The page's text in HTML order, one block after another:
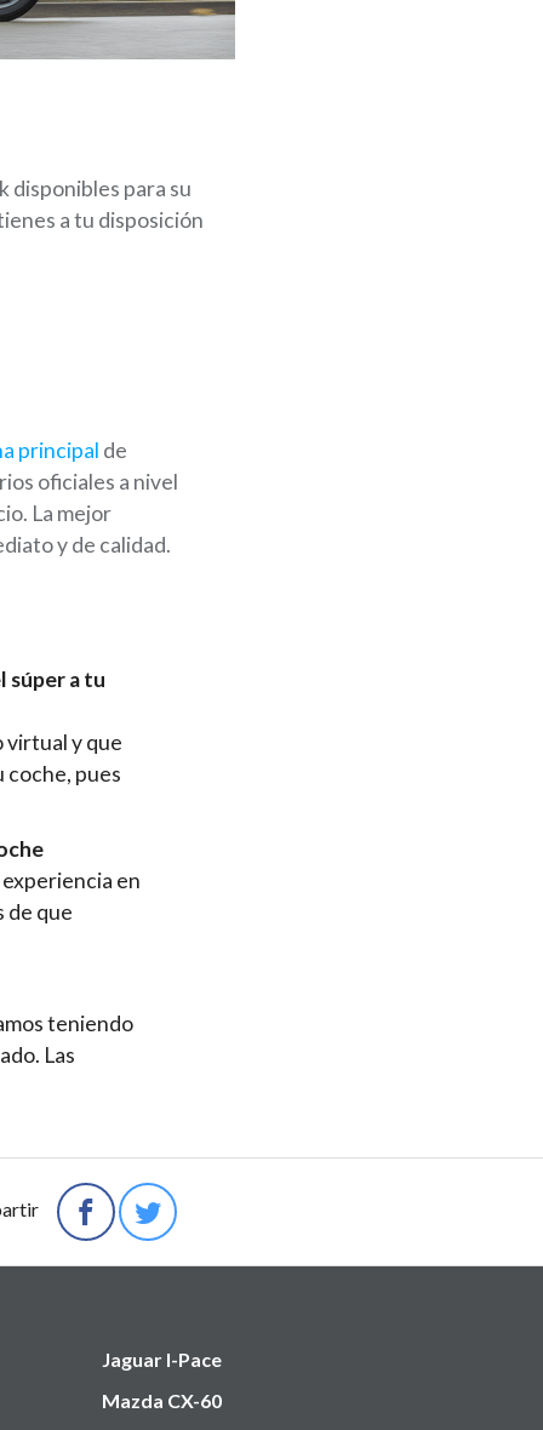
disponibles para su
a tu disposición
principal de
oficiales a nivel
La mejor
y de calidad.
súper a tu
virtual y que
pues
en
de que
teniendo
Las
Jaguar I-Pace
Mazda CX-60